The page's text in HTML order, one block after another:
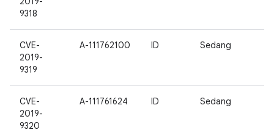
9318
CVE-
2019-
9319
A-111762100 ID Sedang
CVE-
2019-
9320
A-111761624 ID Sedang